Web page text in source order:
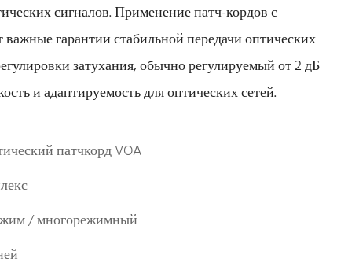
сигналов. Применение патч-кордов с
важные гарантии стабильной передачи оптических
затухания, обычно регулируемый от 2 дБ
и адаптируемость для оптических сетей.
патчкорд VOA
/ многорежимный